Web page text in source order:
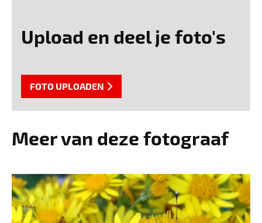
Upload en deel je foto's
FOTO UPLOADEN
Meer van deze fotograaf